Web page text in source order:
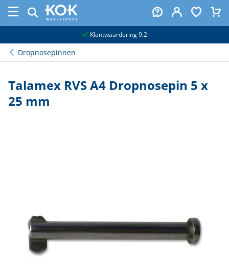
Klantwaardering 9.2
Dropnosepinnen
Talamex RVS A4 Dropnosepin 5 x
25 mm